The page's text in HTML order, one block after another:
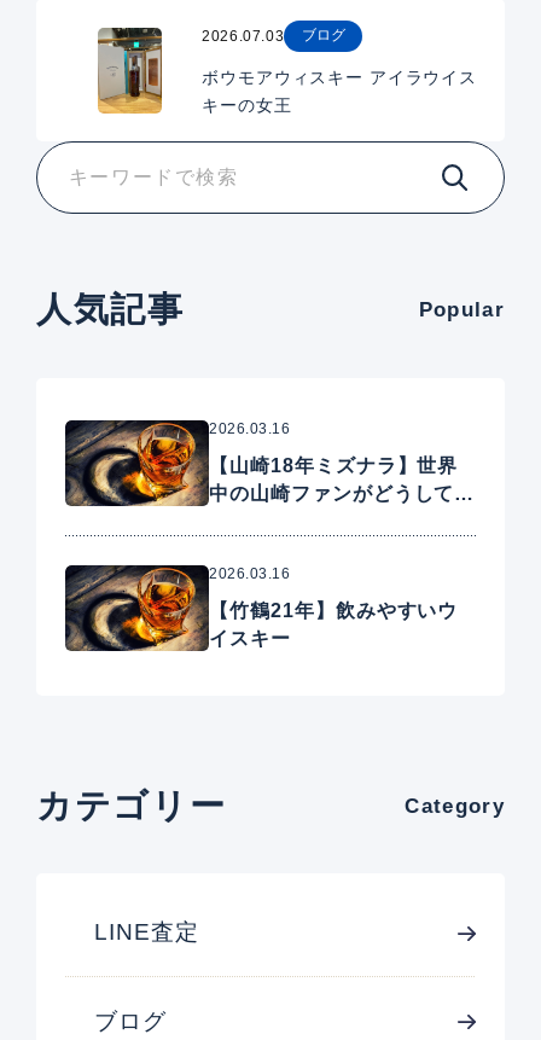
2026.07.03 ブログ
ボウモアウィスキー アイラウイス
キーの女王
人気記事 Popular
2026.03.16
【山崎18年ミズナラ】世界
中の山崎ファンがどうしても
2026.03.16
【竹鶴21年】飲みやすいウ
イスキー
カテゴリー Category
LINE査定
ブログ